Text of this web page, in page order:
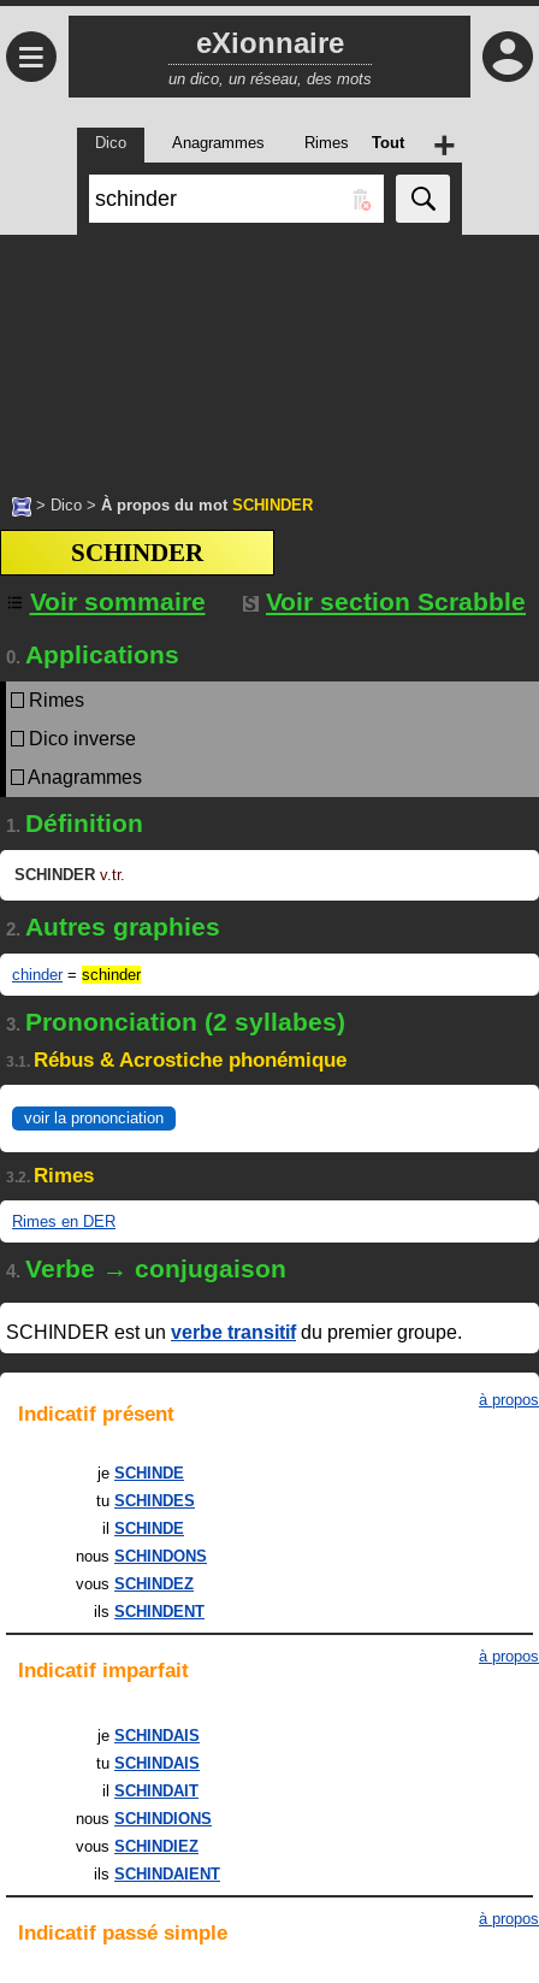
≡ eXionnaire
un dico, un réseau, des mots
Dico Anagrammes Rimes Tout +
> Dico > À propos du mot SCHINDER
SCHINDER
Voir sommaire
Voir section Scrabble
0. Applications
Rimes
Dico inverse
Anagrammes
1. Définition
SCHINDER v.tr.
2. Autres graphies
chinder= schinder
3. Prononciation (2 syllabes)
3.1. Rébus & Acrostiche phonémique
voir la prononciation
3.2. Rimes
Rimes en DER
4. Verbe → conjugaison
SCHINDER est un verbe transitifdu premier groupe.
Indicatif présent
à propos
je SCHINDE
tu SCHINDES
il SCHINDE
nous SCHINDONS
vous SCHINDEZ
ils SCHINDENT
Indicatif imparfait
à propos
je SCHINDAIS
tu SCHINDAIS
il SCHINDAIT
nous SCHINDIONS
vous SCHINDIEZ
ils SCHINDAIENT
Indicatif passé simple
à propos